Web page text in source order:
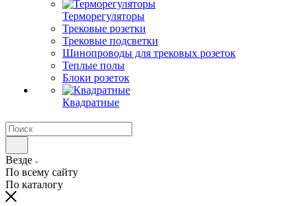
Терморегуляторы
Трековые розетки
Трековые подсветки
Шинопроводы для трековых розеток
Теплые полы
Блоки розеток
Квадратные
Везде
По всему сайту
По каталогу